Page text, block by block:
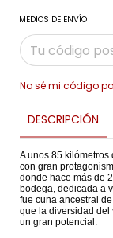
MEDIOS DE ENVÍO
No sé mi código
DESCRIPCIÓN
A unos 85
con gran
donde hace más de
bodega, dedicada a
fue cuna ancestral
que la diversidad del
un gran potencial.